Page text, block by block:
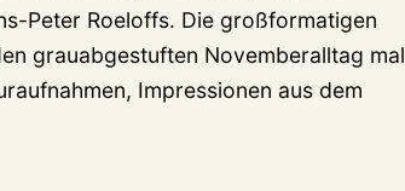
Peter Roeloffs. Die großformatigen
grauabgestuften Novemberalltag mal
Impressionen aus dem